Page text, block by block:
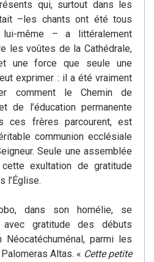
qui, surtout dans les
–les chants ont été tous
même – a littéralement
les voûtes de la Cathédrale,
une force que seule une
exprimer : il a été vraiment
comment le Chemin de
de l’éducation permanente
ces frères parcourent, est
communion ecclésiale
Seule une assemblée
exultation de gratitude
l’Église.
dans son homélie, se
avec gratitude des débuts
Néocatéchuménal, parmi les
Altas. « Cette petite